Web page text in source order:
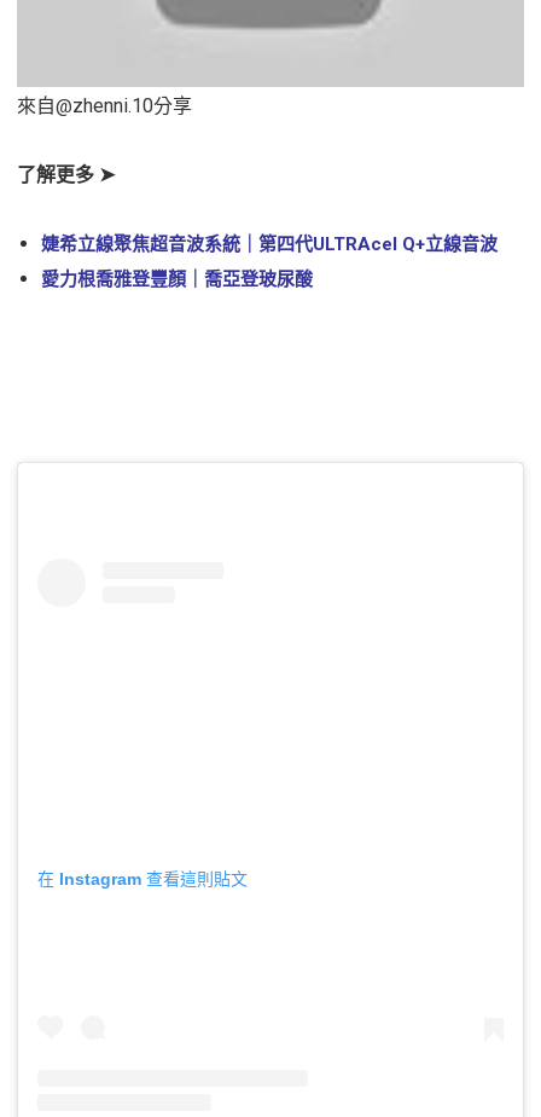
來自@zhenni.10分享
了解更多 ➤
婕希立線聚焦超音波系統｜第四代ULTRAcel Q+立線音波
愛力根喬雅登豐顏｜喬亞登玻尿酸
在 Instagram 查看這則貼文